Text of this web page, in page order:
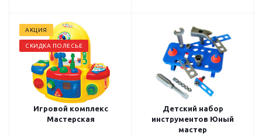
АКЦИЯ
СКИДКА ПОЛЕСЬЕ
Игровой комплекс
Мастерская
Детский набор
инструментов Юный
мастер